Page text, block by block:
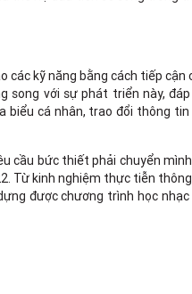
kỹ năng bằng cách tiếp cận
song với sự phát triển này,
biểu cá nhân, trao đổi thông
cầu bức thiết phải chuyển
Từ kinh nghiệm thực tiễn
được chương trình học